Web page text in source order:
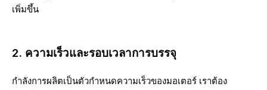
เพิ่มขึ้น
2. ความเร็วและรอบเวลาการบรรจุ
กำลังการผลิตเป็นตัวกำหนดความเร็วของมอเตอร์ เราต้อง